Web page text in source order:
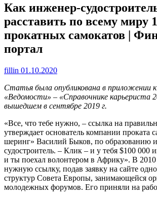
Как инженер-
расставить по всему миру
прокатных самокатов |
портал
fillin 01.10.2020
Статья была опубликована в приложении к
«Ведомости» – «Справочнике карьериста
вышедшем в сентябре 2019 г.
«Все, что тебе нужно, – ссылка на
утверждает основатель компании проката
шеринг» Василий Быков, по образованию
судостроитель. – Клик – и у тебя $100 000
и ты поехал волонтером в Африку». В 2010
нужную ссылку, подав заявку на сайте
структур Совета Европы, занимающейся
молодежных форумов. Его приняли на